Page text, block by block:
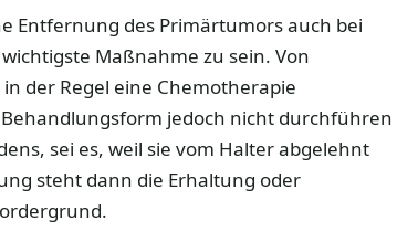
Entfernung des Primärtumors auch bei
Maßnahme zu sein. Von
der Regel eine Chemotherapie
jedoch nicht durchführen
sei es, weil sie vom Halter abgelehnt
steht dann die Erhaltung oder